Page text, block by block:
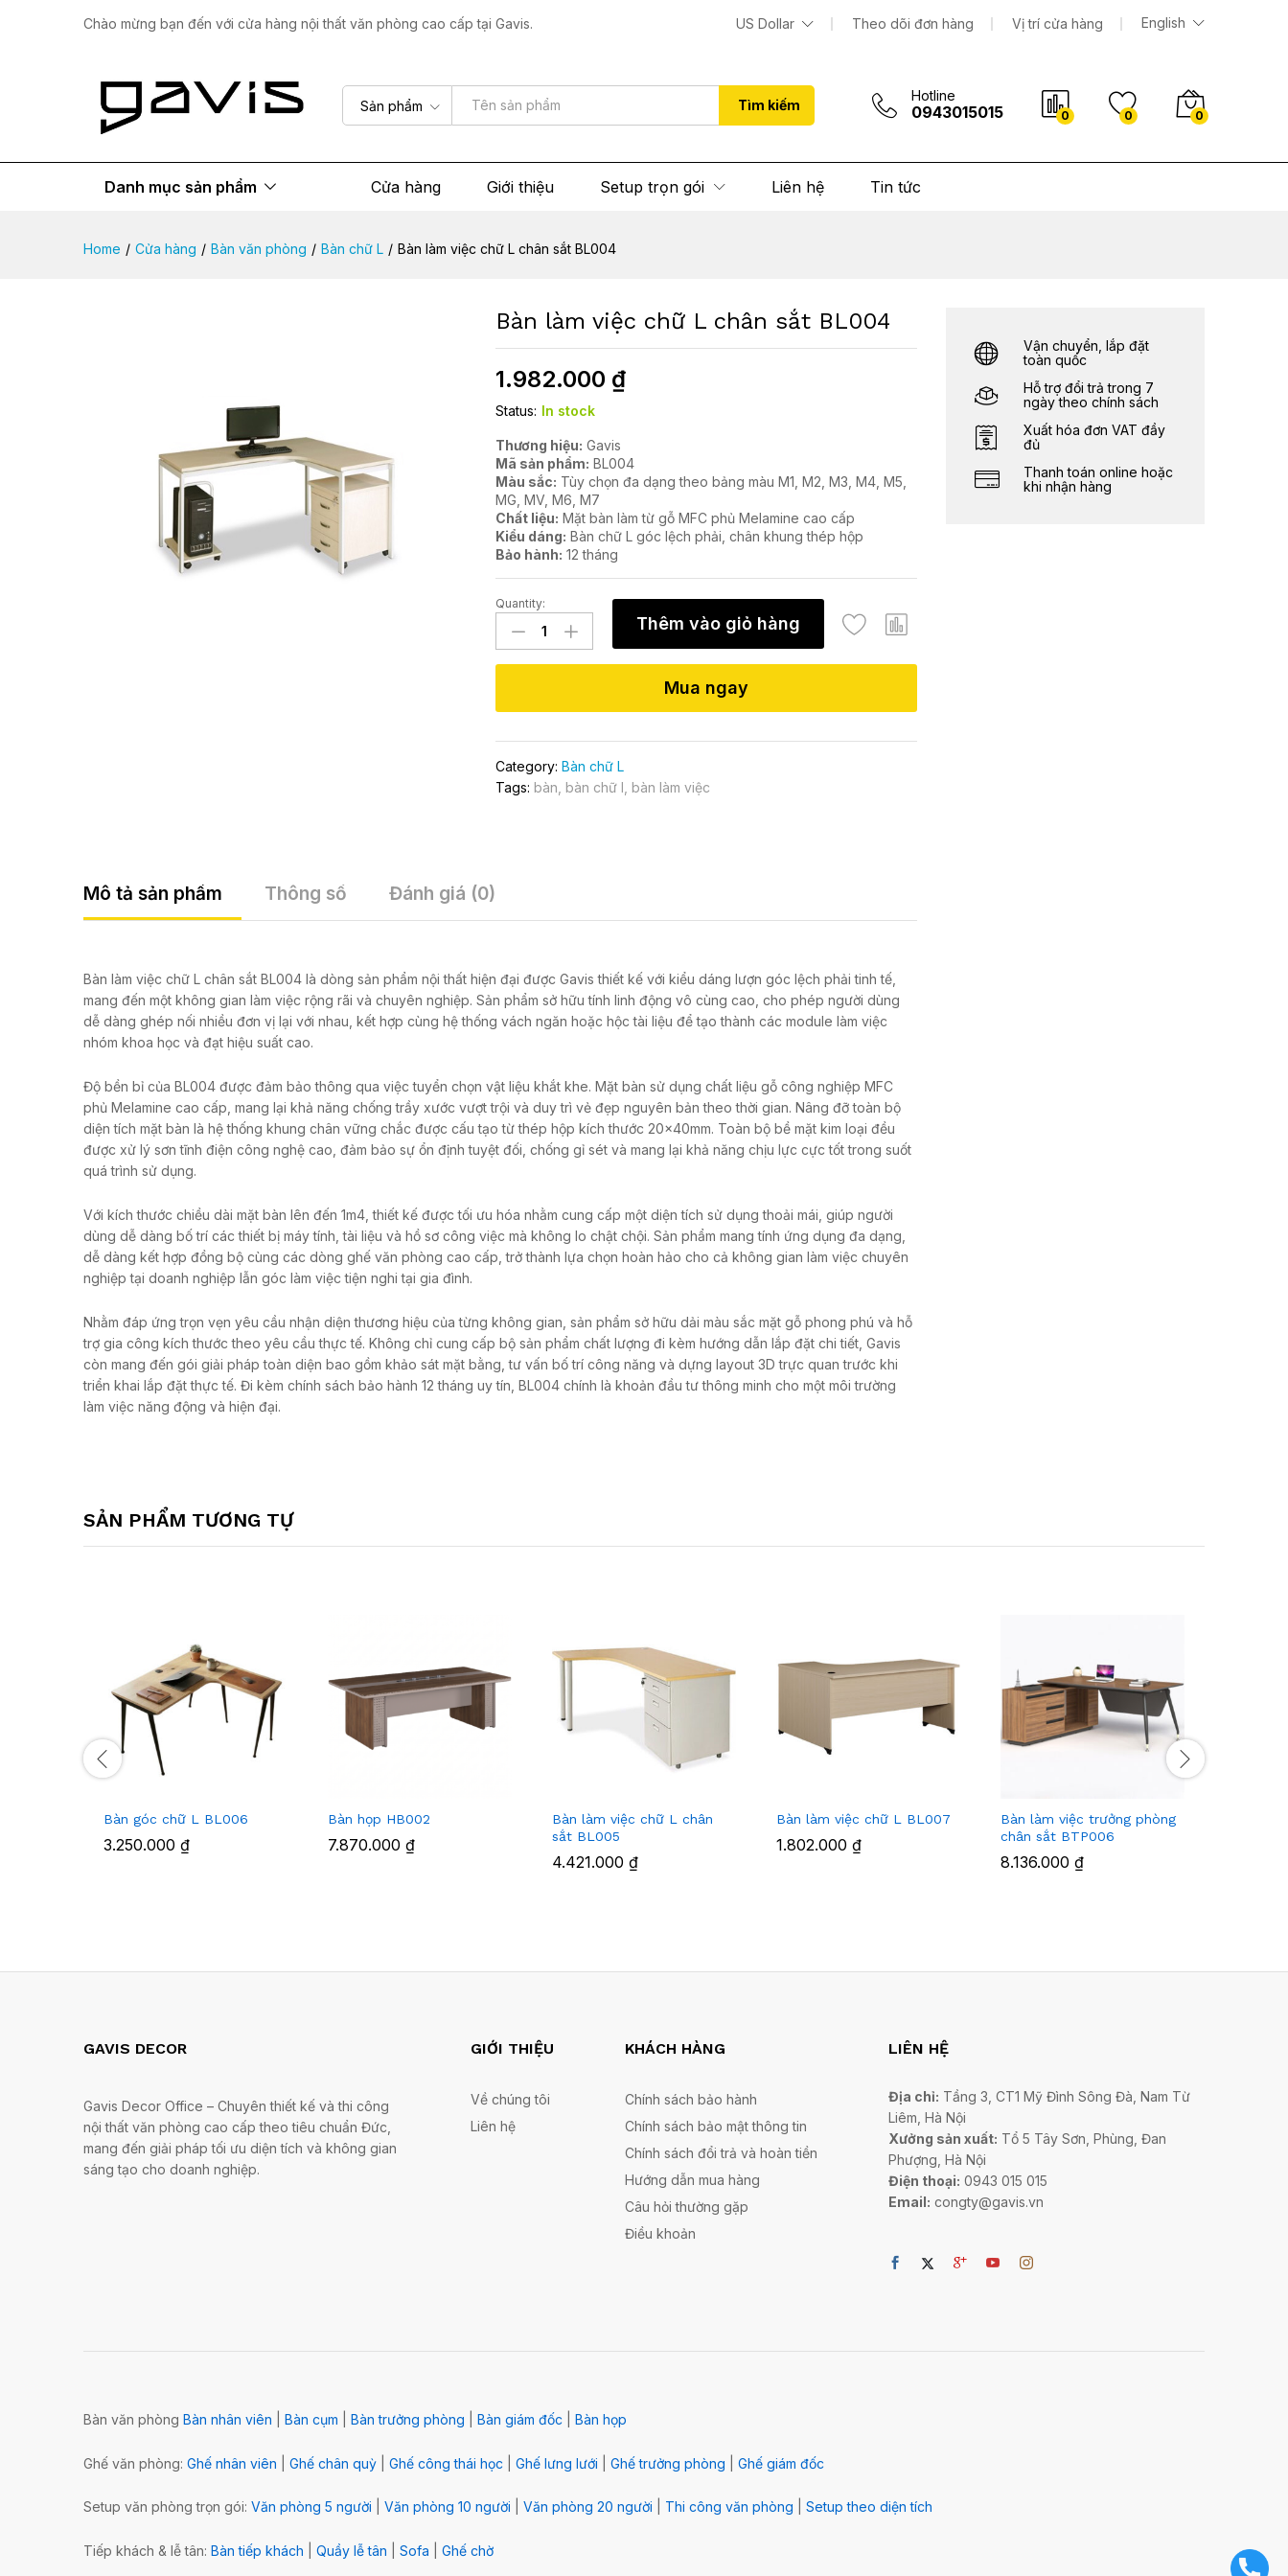
Chào mừng bạn đến với cửa hàng nội thất văn phòng cao cấp tại Gavis. US Dollar Theo dõi đơn hàng Vị trí cửa hàng English
Sản phẩm Tìm kiếm
Hotline
0943015015 0 0 0
Danh mục sản phẩm Cửa hàng Giới thiệu Setup trọn gói Liên hệ Tin tức
Home / Cửa hàng / Bàn văn phòng / Bàn chữ L / Bàn làm việc chữ L chân sắt BL004
Bàn làm việc chữ L chân sắt BL004
1.982.000 ₫
Status: In stock
Thương hiệu: Gavis
Mã sản phẩm: BL004
Màu sắc: Tùy chọn đa dạng theo bảng màu M1, M2, M3, M4, M5,
MG, MV, M6, M7
Chất liệu: Mặt bàn làm từ gỗ MFC phủ Melamine cao cấp
Kiểu dáng: Bàn chữ L góc lệch phải, chân khung thép hộp
Bảo hành: 12 tháng
Bàn
làm
việc
chữ
chân
quantity
Quantity:
Thêm vào giỏ hàng
Mua ngay
Category:Bàn chữ L
Tags: bàn, bàn chữ l, bàn làm việc
Mô tả sản phẩm Thông số Đánh giá (0)
Bàn làm việc chữ L chân sắt BL004 là dòng sản phẩm nội thất hiện đại được Gavis thiết kế với kiểu dáng lượn góc lệch phải tinh tế,
mang đến một không gian làm việc rộng rãi và chuyên nghiệp. Sản phẩm sở hữu tính linh động vô cùng cao, cho phép người dùng
dễ dàng ghép nối nhiều đơn vị lại với nhau, kết hợp cùng hệ thống vách ngăn hoặc hộc tài liệu để tạo thành các module làm việc
nhóm khoa học và đạt hiệu suất cao.
Độ bền bỉ của BL004 được đảm bảo thông qua việc tuyển chọn vật liệu khắt khe. Mặt bàn sử dụng chất liệu gỗ công nghiệp MFC
phủ Melamine cao cấp, mang lại khả năng chống trầy xước vượt trội và duy trì vẻ đẹp nguyên bản theo thời gian. Nâng đỡ toàn bộ
diện tích mặt bàn là hệ thống khung chân vững chắc được cấu tạo từ thép hộp kích thước 20x40mm. Toàn bộ bề mặt kim loại đều
được xử lý sơn tĩnh điện công nghệ cao, đảm bảo sự ổn định tuyệt đối, chống gỉ sét và mang lại khả năng chịu lực cực tốt trong suốt
quá trình sử dụng.
Với kích thước chiều dài mặt bàn lên đến 1m4, thiết kế được tối ưu hóa nhằm cung cấp một diện tích sử dụng thoải mái, giúp người
dùng dễ dàng bố trí các thiết bị máy tính, tài liệu và hồ sơ công việc mà không lo chật chội. Sản phẩm mang tính ứng dụng đa dạng,
dễ dàng kết hợp đồng bộ cùng các dòng ghế văn phòng cao cấp, trở thành lựa chọn hoàn hảo cho cả không gian làm việc chuyên
nghiệp tại doanh nghiệp lẫn góc làm việc tiện nghi tại gia đình.
Nhằm đáp ứng trọn vẹn yêu cầu nhận diện thương hiệu của từng không gian, sản phẩm sở hữu dải màu sắc mặt gỗ phong phú và hỗ
trợ gia công kích thước theo yêu cầu thực tế. Không chỉ cung cấp bộ sản phẩm chất lượng đi kèm hướng dẫn lắp đặt chi tiết, Gavis
còn mang đến gói giải pháp toàn diện bao gồm khảo sát mặt bằng, tư vấn bố trí công năng và dựng layout 3D trực quan trước khi
triển khai lắp đặt thực tế. Đi kèm chính sách bảo hành 12 tháng uy tín, BL004 chính là khoản đầu tư thông minh cho một môi trường
làm việc năng động và hiện đại.
Vận chuyển, lắp đặt
toàn quốc
Hỗ trợ đổi trả trong 7
ngày theo chính sách
Xuất hóa đơn VAT đầy
đủ
Thanh toán online hoặc
khi nhận hàng
SẢN PHẨM TƯƠNG TỰ
Bàn góc chữ L BL006
3.250.000 ₫
Bàn họp HB002
7.870.000 ₫
Bàn làm việc chữ L chân
sắt BL005
4.421.000 ₫
Bàn làm việc chữ L BL007
1.802.000 ₫
Bàn làm việc trưởng phòng
chân sắt BTP006
8.136.000 ₫
GAVIS DECOR
Gavis Decor Office – Chuyên thiết kế và thi công
nội thất văn phòng cao cấp theo tiêu chuẩn Đức,
mang đến giải pháp tối ưu diện tích và không gian
sáng tạo cho doanh nghiệp.
GIỚI THIỆU
Về chúng tôi
Liên hệ
KHÁCH HÀNG
Chính sách bảo hành
Chính sách bảo mật thông tin
Chính sách đổi trả và hoàn tiền
Hướng dẫn mua hàng
Câu hỏi thường gặp
Điều khoản
LIÊN HỆ
Địa chỉ: Tầng 3, CT1 Mỹ Đình Sông Đà, Nam Từ
Liêm, Hà Nội
Xưởng sản xuất: Tổ 5 Tây Sơn, Phùng, Đan
Phượng, Hà Nội
Điện thoại: 0943 015 015
Email: congty@gavis.vn
Bàn văn phòng Bàn nhân viên Bàn cụm Bàn trưởng phòng Bàn giám đốc Bàn họp
Ghế văn phòng: Ghế nhân viên Ghế chân quỳ Ghế công thái học Ghế lưng lưới Ghế trưởng phòng Ghế giám đốc
Setup văn phòng trọn gói: Văn phòng 5 người Văn phòng 10 người Văn phòng 20 người Thi công văn phòng Setup theo diện tích
Tiếp khách & lễ tân: Bàn tiếp khách Quầy lễ tân Sofa Ghế chờ
Mô tả sản phẩm Thông số Đánh giá (0) 1.982.000 Thêm vào giỏ hàng